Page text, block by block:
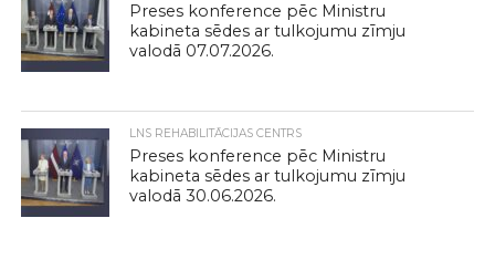
Preses konference pēc Ministru
kabineta sēdes ar tulkojumu zīmju
valodā 07.07.2026.
LNS REHABILITĀCIJAS CENTRS
Preses konference pēc Ministru
kabineta sēdes ar tulkojumu zīmju
valodā 30.06.2026.